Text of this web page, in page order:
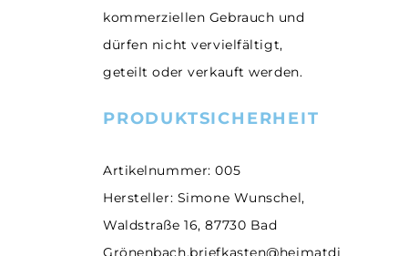
kommerziellen Gebrauch und
dürfen nicht vervielfältigt,
geteilt oder verkauft werden.
PRODUKTSICHERHEIT
Artikelnummer: 005
Hersteller: Simone Wunschel,
Waldstraße 16, 87730 Bad
Grönenbach,briefkasten@heimatdinge.de